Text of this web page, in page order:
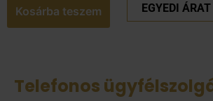
Kosárba teszem EGYEDI
Telefonos